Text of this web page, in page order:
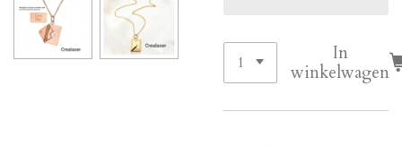
In
winkelwagen